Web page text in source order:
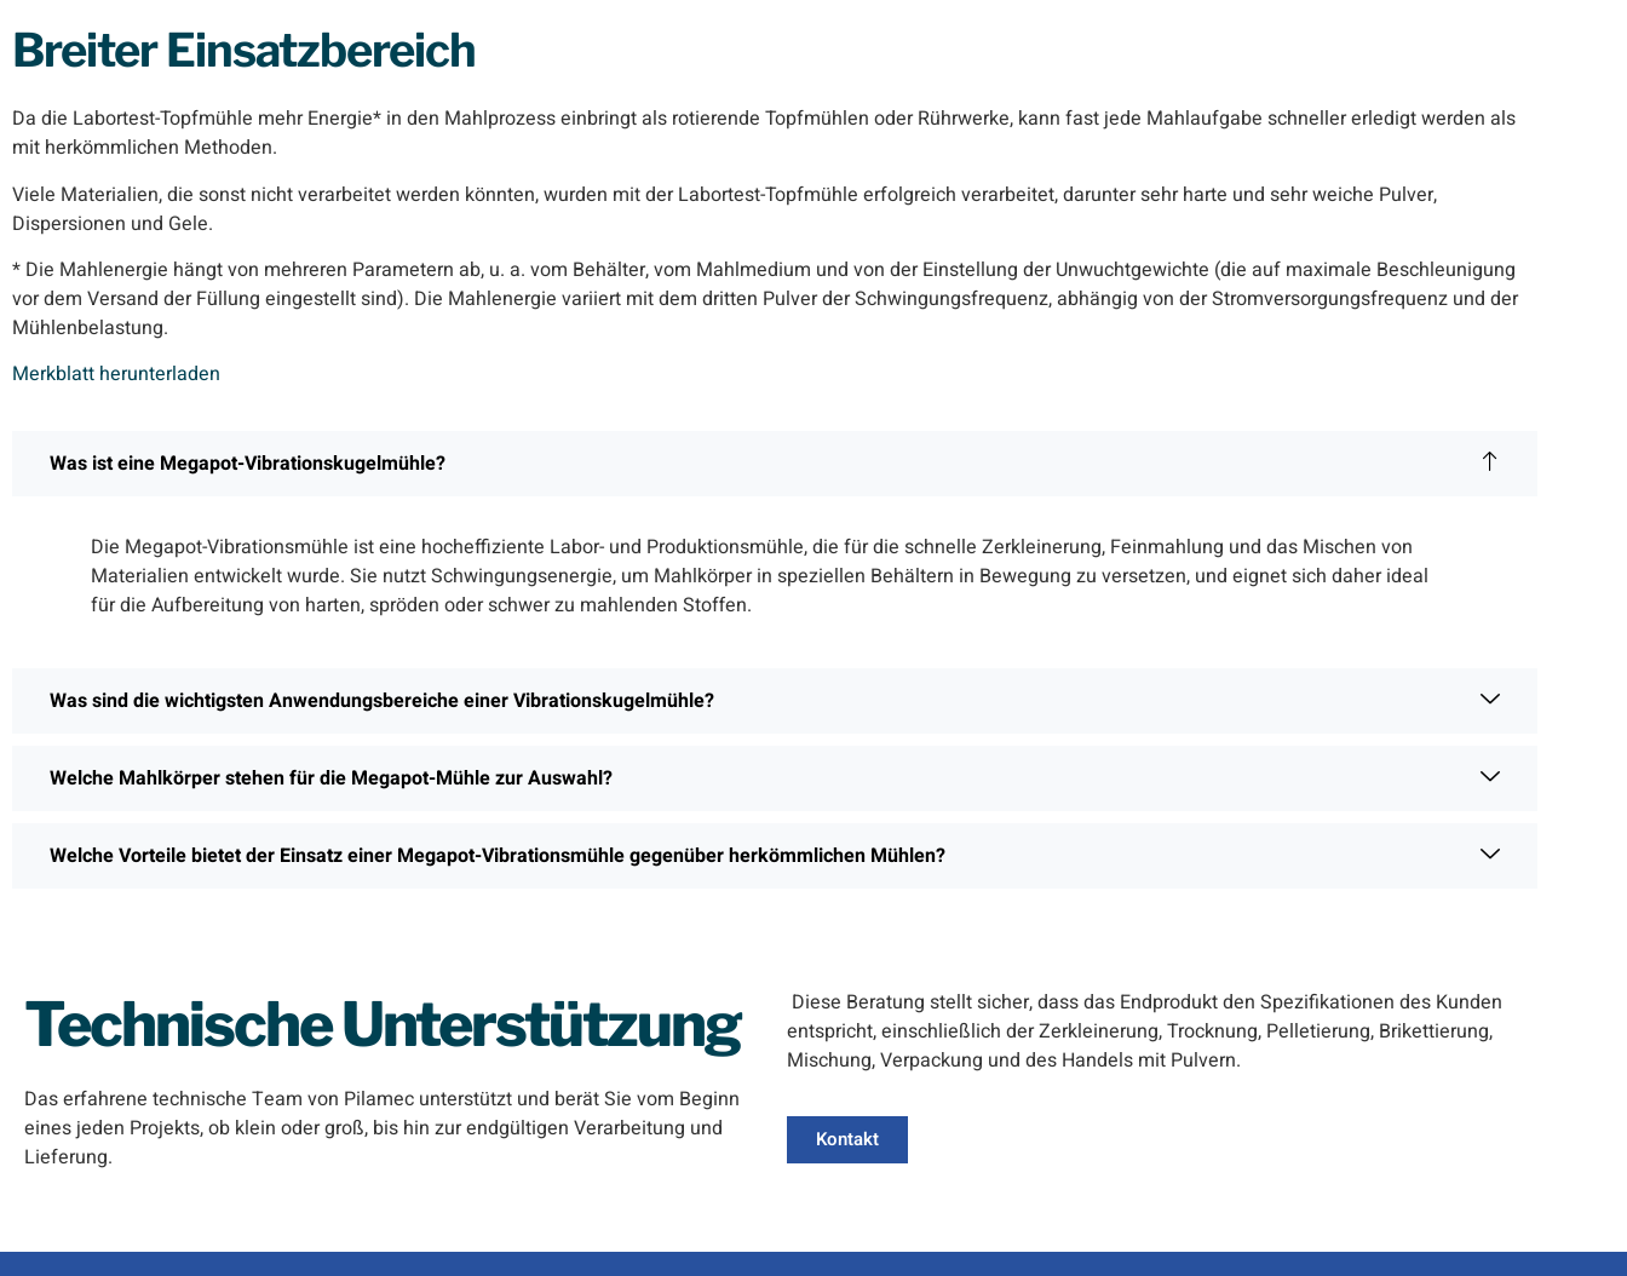
Breiter Einsatzbereich
Da die Labortest-Topfmühle mehr Energie* in den Mahlprozess einbringt als rotierende Topfmühlen oder Rührwerke, kann fast jede Mahlaufgabe schneller erledigt werden als
mit herkömmlichen Methoden.
Viele Materialien, die sonst nicht verarbeitet werden könnten, wurden mit der Labortest-Topfmühle erfolgreich verarbeitet, darunter sehr harte und sehr weiche Pulver,
Dispersionen und Gele.
* Die Mahlenergie hängt von mehreren Parametern ab, u. a. vom Behälter, vom Mahlmedium und von der Einstellung der Unwuchtgewichte (die auf maximale Beschleunigung
vor dem Versand der Füllung eingestellt sind). Die Mahlenergie variiert mit dem dritten Pulver der Schwingungsfrequenz, abhängig von der Stromversorgungsfrequenz und der
Mühlenbelastung.
Merkblatt herunterladen
Was ist eine Megapot-Vibrationskugelmühle?
Die Megapot-Vibrationsmühle ist eine hocheffiziente Labor- und Produktionsmühle, die für die schnelle Zerkleinerung, Feinmahlung und das Mischen von
Materialien entwickelt wurde. Sie nutzt Schwingungsenergie, um Mahlkörper in speziellen Behältern in Bewegung zu versetzen, und eignet sich daher ideal
für die Aufbereitung von harten, spröden oder schwer zu mahlenden Stoffen.
Was sind die wichtigsten Anwendungsbereiche einer Vibrationskugelmühle?
Welche Mahlkörper stehen für die Megapot-Mühle zur Auswahl?
Welche Vorteile bietet der Einsatz einer Megapot-Vibrationsmühle gegenüber herkömmlichen Mühlen?
Technische Unterstützung
Das erfahrene technische Team von Pilamec unterstützt und berät Sie vom Beginn
eines jeden Projekts, ob klein oder groß, bis hin zur endgültigen Verarbeitung und
Lieferung.
Diese Beratung stellt sicher, dass das Endprodukt den Spezifikationen des Kunden
entspricht, einschließlich der Zerkleinerung, Trocknung, Pelletierung, Brikettierung,
Mischung, Verpackung und des Handels mit Pulvern.
Kontakt